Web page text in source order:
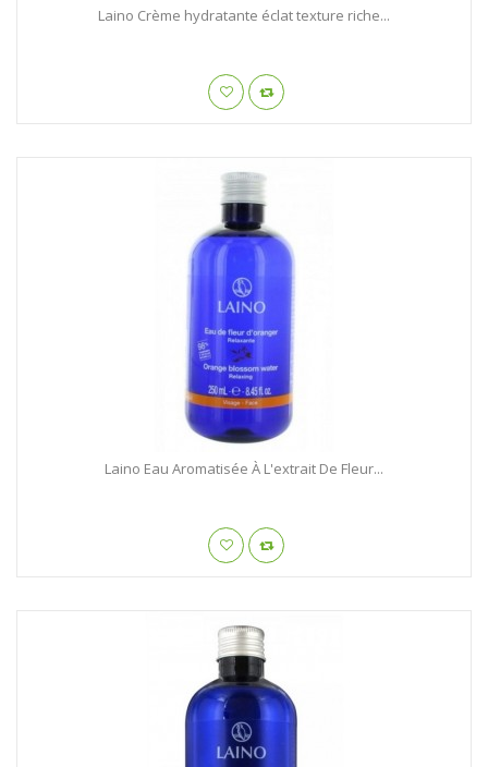
Laino Crème hydratante éclat texture riche...
Laino Eau Aromatisée À L'extrait De Fleur...